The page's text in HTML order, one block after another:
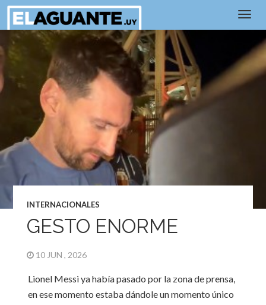
INTERNACIONALES
GESTO ENORME
10 JUN , 2026
Lionel Messi ya había pasado por la zona de prensa,
en ese momento estaba dándole un momento único